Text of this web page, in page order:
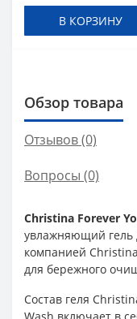
В КОРЗИНУ
Обзор товара
Отзывов (0)
Вопросы (0)
Christina Forever
увлажняющий гель
компанией
для бережного
Состав геля